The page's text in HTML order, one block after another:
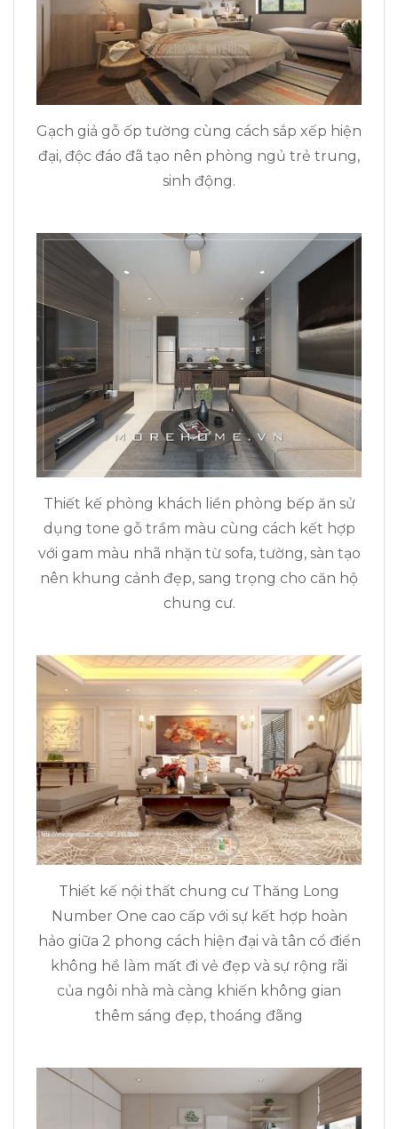
Gạch giả gỗ ốp tường cùng cách sắp xếp hiện
đại, độc đáo đã tạo nên phòng ngủ trẻ trung,
sinh động.
Thiết kế phòng khách liền phòng bếp ăn sử
dụng tone gỗ trầm màu cùng cách kết hợp
với gam màu nhã nhặn từ sofa, tường, sàn tạo
nên khung cảnh đẹp, sang trọng cho căn hộ
chung cư.
Thiết kế nội thất chung cư Thăng Long
Number One cao cấp với sự kết hợp hoàn
hảo giữa 2 phong cách hiện đại và tân cổ điển
không hề làm mất đi vẻ đẹp và sự rộng rãi
của ngôi nhà mà càng khiến không gian
thêm sáng đẹp, thoáng đãng